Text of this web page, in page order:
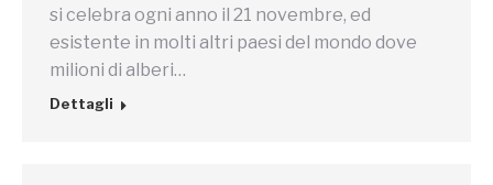
si celebra ogni anno il 21 novembre, ed
esistente in molti altri paesi del mondo dove
milioni di alberi…
Dettagli